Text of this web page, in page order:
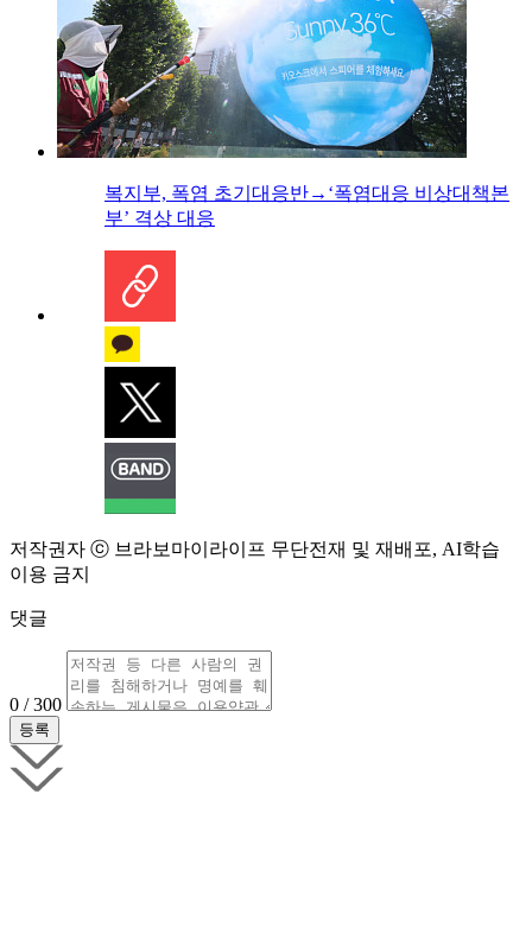
복지부, 폭염 초기대응반→‘폭염대응 비상대책본
부’ 격상 대응
저작권자 ⓒ 브라보마이라이프 무단전재 및 재배포, AI학습
이용 금지
댓글
0 / 300